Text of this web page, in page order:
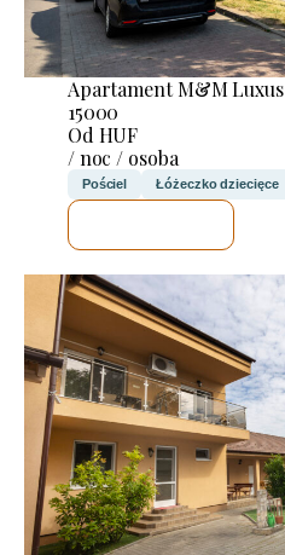
Apartament M&M Luxus
15000
Od HUF
/ noc / osoba
Pościel Łóżeczko dziecięce